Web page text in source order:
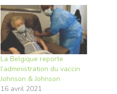
La Belgique reporte
l’administration du vaccin
Johnson & Johnson
16 avril 2021